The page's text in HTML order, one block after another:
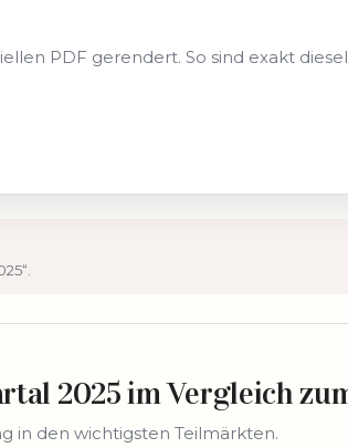
PDF gerendert. So sind exakt
2025 im Vergleich
in den wichtigsten Teilmärkten.